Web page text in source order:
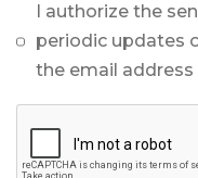
I authorize the
periodic updates
the email address